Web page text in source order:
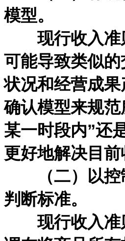
模型。
现行收入准则
可能导致类似
状况和经营成
确认模型来规
某一时段内”还
更好地解决目
（二）以控制
判断标准。
现行收入准则